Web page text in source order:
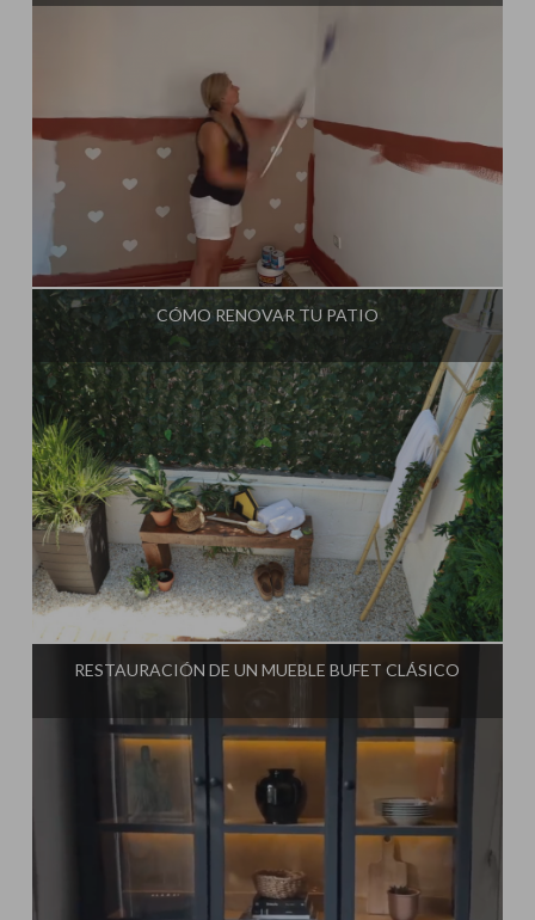
Influencer:Steffido
CÓMO RENOVAR TU PATIO
Influencer:Steffido
RESTAURACIÓN DE UN MUEBLE BUFET CLÁSICO